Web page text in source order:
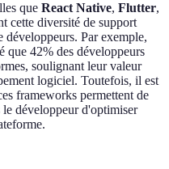
que React Native, Flutter,
cette diversité de support
développeurs. Par exemple,
que 42% des développeurs
soulignant leur valeur
logiciel. Toutefois, il est
frameworks permettent de
le développeur d'optimiser